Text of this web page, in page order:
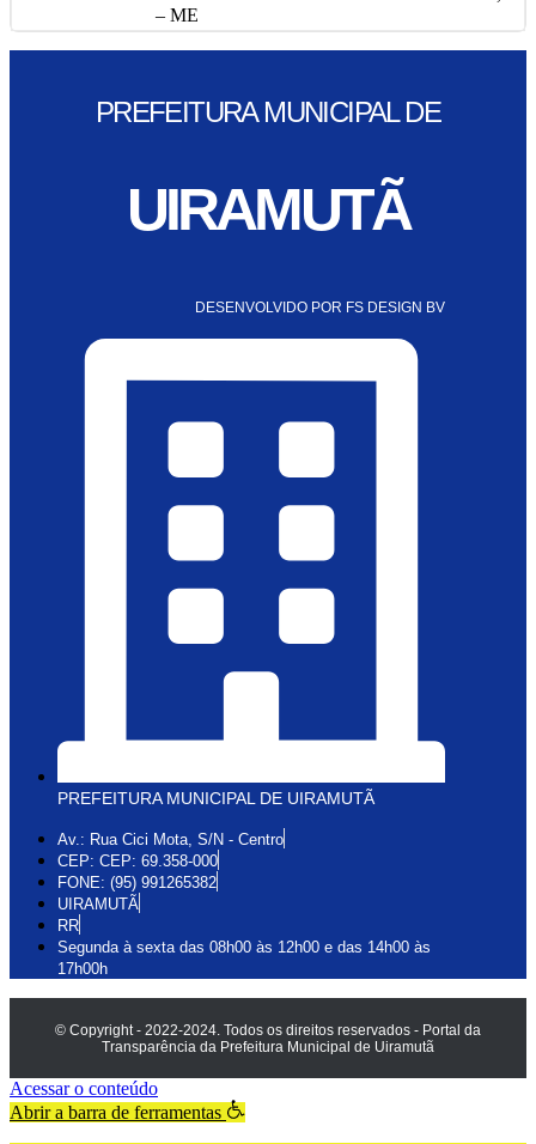
– ME
PREFEITURA MUNICIPAL DE
UIRAMUTÃ
DESENVOLVIDO POR FS DESIGN BV
PREFEITURA MUNICIPAL DE UIRAMUTÃ
Av.: Rua Cici Mota, S/N - Centro
CEP: CEP: 69.358-000
FONE: (95) 991265382
UIRAMUTÃ
RR
Segunda à sexta das 08h00 às 12h00 e das 14h00 às
17h00h
© Copyright - 2022-2024. Todos os direitos reservados - Portal da
Transparência da Prefeitura Municipal de Uiramutã
Acessar o conteúdo
Abrir a barra de ferramentas